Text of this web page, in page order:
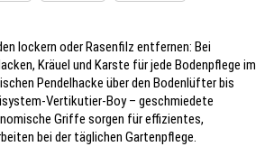
lockern oder Rasenfilz entfernen: Bei
Kräuel und Karste für jede Bodenpflege im
Pendelhacke über den Bodenlüfter bis
Vertikutier-Boy – geschmiedete
Griffe sorgen für effizientes,
bei der täglichen Gartenpflege.